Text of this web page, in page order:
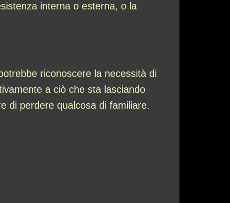
interna o esterna, o la
riconoscere la necessità di
a ciò che sta lasciando
di perdere qualcosa di familiare.